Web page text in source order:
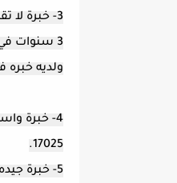
3 سنوات في دور إشرافي أو قيادي. بمجموع لا يقل عن 7 سنوات
ولديه خبره
17025.
5- خبرة جيده في دارة العمليات المعملية الناجحة في بيئة تصنيع الأغذية.